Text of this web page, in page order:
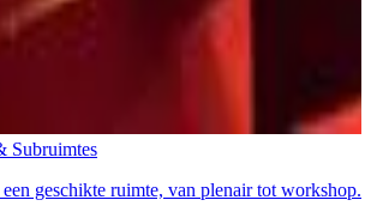
Subruimtes
geschikte ruimte, van plenair tot workshop.